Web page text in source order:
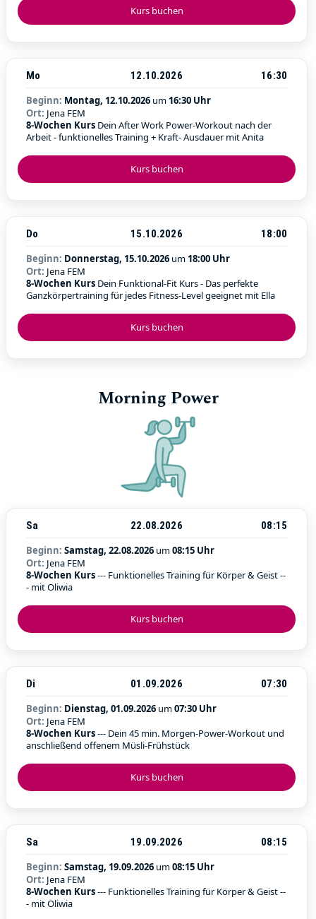
Kurs buchen
Kurs buchen
Mo 12.10.2026
16:30
Beginn: Montag, 12.10.2026 um 16:30 Uhr
Ort: Jena FEM
8-Wochen Kurs Dein After Work Power-Workout nach der
Arbeit - funktionelles Training + Kraft- Ausdauer mit Anita
Kurs buchen
Do 15.10.2026
18:00
Beginn: Donnerstag, 15.10.2026 um 18:00 Uhr
Ort: Jena FEM
8-Wochen Kurs Dein Funktional-Fit Kurs - Das perfekte
Ganzkörpertraining für jedes Fitness-Level geeignet mit Ella
Morning Power
Kurs buchen
Sa 22.08.2026
08:15
Beginn: Samstag, 22.08.2026 um08:15 Uhr
Ort: Jena FEM
8-Wochen Kurs--- Funktionelles Training für Körper & Geist --
- mit Oliwia
Kurs buchen
Di 01.09.2026
07:30
Beginn: Dienstag, 01.09.2026 um07:30 Uhr
Ort: Jena FEM
8-Wochen Kurs--- Dein 45 min. Morgen-Power-Workout und
anschließend offenem Müsli-Frühstück
Sa 19.09.2026
08:15
Beginn: Samstag, 19.09.2026 um08:15 Uhr
Ort: Jena FEM
8-Wochen Kurs--- Funktionelles Training für Körper & Geist --
- mit Oliwia